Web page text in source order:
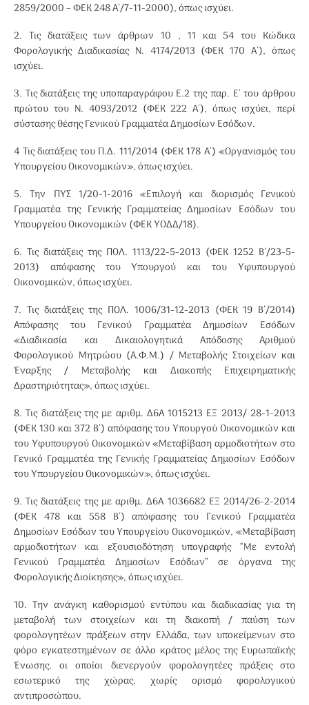
2859/2000 – ΦΕΚ 248 Α΄/7-11-2000), όπως ισχύει.
2. Τις διατάξεις των άρθρων 10 , 11 και 54 του Κώδικα
Φορολογικής Διαδικασίας Ν. 4174/2013 (ΦΕΚ 170 Α΄), όπως
ισχύει.
3. Τις διατάξεις της υποπαραγράφου Ε.2 της παρ. Ε΄ του άρθρου
πρώτου του Ν. 4093/2012 (ΦΕΚ 222 Α΄), όπως ισχύει, περί
σύστασης θέσης Γενικού Γραμματέα Δημοσίων Εσόδων.
4 Τις διατάξεις του Π.Δ. 111/2014 (ΦΕΚ 178 Α΄) «Οργανισμός του
Υπουργείου Οικονομικών», όπως ισχύει.
5. Την ΠΥΣ 1/20-1-2016 «Επιλογή και διορισμός Γενικού
Γραμματέα της Γενικής Γραμματείας Δημοσίων Εσόδων του
Υπουργείου Οικονομικών (ΦΕΚ ΥΟΔΔ/18).
6. Τις διατάξεις της ΠΟΛ. 1113/22-5-2013 (ΦΕΚ 1252 Β΄/23-5-
2013) απόφασης του Υπουργού και του Υφυπουργού
Οικονομικών, όπως ισχύει.
7. Τις διατάξεις της ΠΟΛ. 1006/31-12-2013 (ΦΕΚ 19 Β΄/2014)
Απόφασης του Γενικού Γραμματέα Δημοσίων Εσόδων
«Διαδικασία και Δικαιολογητικά Απόδοσης Αριθμού
Φορολογικού Μητρώου (Α.Φ.Μ.) / Μεταβολής Στοιχείων και
Έναρξης / Μεταβολής και Διακοπής Επιχειρηματικής
Δραστηριότητας», όπως ισχύει.
8. Τις διατάξεις της με αριθμ. Δ6Α 1015213 ΕΞ 2013/ 28-1-2013
(ΦΕΚ 130 και 372 Β΄) απόφασης του Υπουργού Οικονομικών και
του Υφυπουργού Οικονομικών «Μεταβίβαση αρμοδιοτήτων στο
Γενικό Γραμματέα της Γενικής Γραμματείας Δημοσίων Εσόδων
του Υπουργείου Οικονομικών», όπως ισχύει.
9. Τις διατάξεις της με αριθμ. Δ6Α 1036682 ΕΞ 2014/26-2-2014
(ΦΕΚ 478 και 558 Β΄) απόφασης του Γενικού Γραμματέα
Δημοσίων Εσόδων του Υπουργείου Οικονομικών, «Μεταβίβαση
αρμοδιοτήτων και εξουσιοδότηση υπογραφής “Με εντολή
Γενικού Γραμματέα Δημοσίων Εσόδων” σε όργανα της
Φορολογικής Διοίκησης», όπως ισχύει.
10. Την ανάγκη καθορισμού εντύπου και διαδικασίας για τη
μεταβολή των στοιχείων και τη διακοπή / παύση των
φορολογητέων πράξεων στην Ελλάδα, των υποκείμενων στο
φόρο εγκατεστημένων σε άλλο κράτος μέλος της Ευρωπαϊκής
Ένωσης, οι οποίοι διενεργούν φορολογητέες πράξεις στο
εσωτερικό της χώρας, χωρίς ορισμό φορολογικού
αντιπροσώπου.